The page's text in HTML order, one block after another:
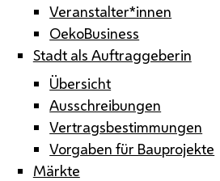
Veranstalter*innen
OekoBusiness
Stadt als Auftraggeberin
Übersicht
Ausschreibungen
Vertragsbestimmungen
Vorgaben für Bauprojekte
Märkte